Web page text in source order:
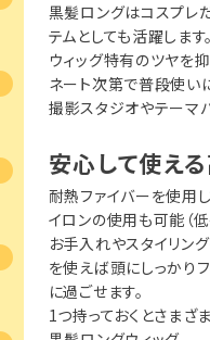
黒髪ロングはコスプレ
テムとしても活躍します。
ウィッグ特有のツヤを
ネート次第で普段使い
撮影スタジオやテーマ
安心して使え
耐熱ファイバーを使用
イロンの使用も可能（低
お手入れやスタイリン
を使えば頭にしっかり
に過ごせます。
1つ持っておくとさま